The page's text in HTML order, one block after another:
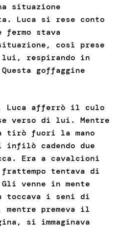
situazione
Luca si rese conto
fermo stava
così prese
lui, respirando in
goffaggine
Luca afferrò il culo
verso di lui. Mentre
tirò fuori la mano
infilò cadendo due
Era a cavalcioni
tentava di
venne in mente
toccava i seni di
premeva il
si immaginava